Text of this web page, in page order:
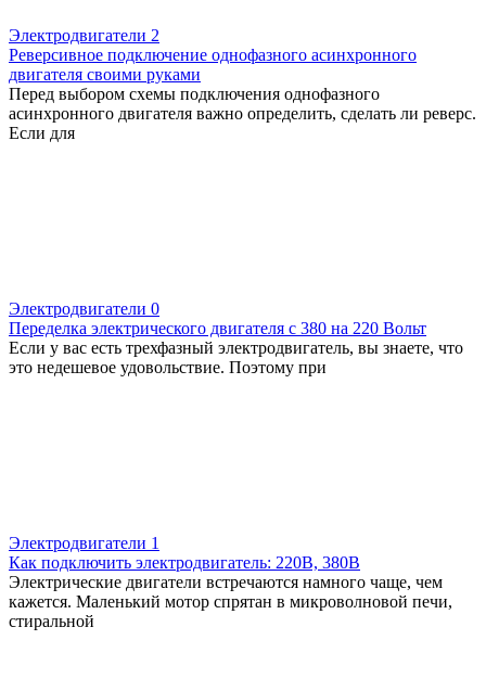
Электродвигатели 2
Реверсивное подключение однофазного асинхронного
двигателя своими руками
Перед выбором схемы подключения однофазного
асинхронного двигателя важно определить, сделать ли реверс.
Если для
Электродвигатели 0
Переделка электрического двигателя с 380 на 220 Вольт
Если у вас есть трехфазный электродвигатель, вы знаете, что
это недешевое удовольствие. Поэтому при
Электродвигатели 1
Как подключить электродвигатель: 220В, 380В
Электрические двигатели встречаются намного чаще, чем
кажется. Маленький мотор спрятан в микроволновой печи,
стиральной